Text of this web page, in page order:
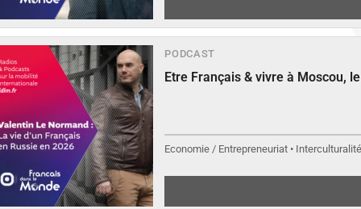
PODCAST
Etre Français & vivre à Moscou,
Economie / Entrepreneuriat •